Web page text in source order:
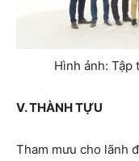
Hình ảnh: Tập
V. THÀNH TỰU
Tham mưu cho lãnh